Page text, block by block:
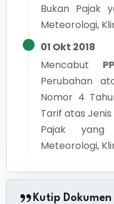
Bukan Pajak
Meteorologi,
01 Okt 2018
Mencabut
Perubahan
Nomor 4
Tarif atas
Pajak yang
Meteorologi,
Kutip Dokumen